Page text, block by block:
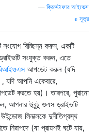
ক্রিস্টোফার আইভেস
সূত্র
সংযোগ বিচ্ছিন্ন করুন, একটি
সংযুক্ত করুন, এতে
আপডেট করুন (যদি
, যদি আপনি একেবারে,
করতে হয়)। তারপরে, পুরানো
আপনার উবুন্টু ওএস ড্রাইভটি
লিনাক্সকে দুর্নীতিগ্রস্থ
নিরাপদে (যা প্রায়শই ঘটে যায়,